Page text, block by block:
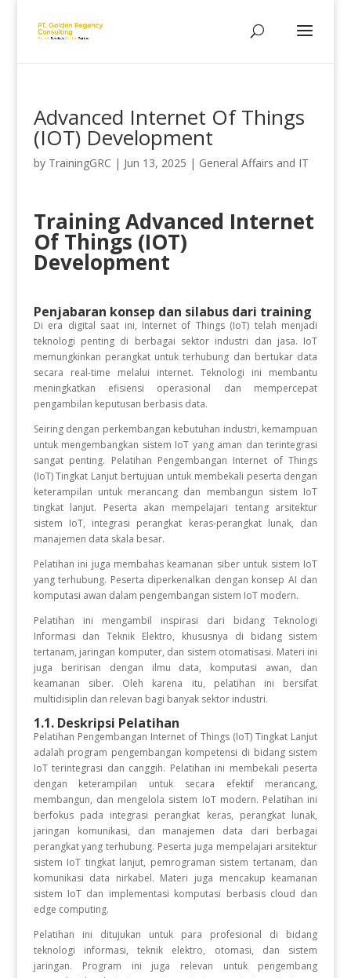
Advanced Internet Of Things
(IOT) Development
by TrainingGRC | Jun 13, 2025 | General Affairs and IT
Training Advanced Internet
Of Things (IOT)
Development
Penjabaran konsep dan silabus dari training
Di era digital saat ini, Internet of Things (IoT) telah menjadi
teknologi penting di berbagai sektor industri dan jasa. IoT
memungkinkan perangkat untuk terhubung dan bertukar data
secara real-time melalui internet. Teknologi ini membantu
meningkatkan efisiensi operasional dan mempercepat
pengambilan keputusan berbasis data.
Seiring dengan perkembangan kebutuhan industri, kemampuan
untuk mengembangkan sistem IoT yang aman dan terintegrasi
sangat penting. Pelatihan Pengembangan Internet of Things
(IoT) Tingkat Lanjut bertujuan untuk membekali peserta dengan
keterampilan untuk merancang dan membangun sistem IoT
tingkat lanjut. Peserta akan mempelajari tentang arsitektur
sistem IoT, integrasi perangkat keras-perangkat lunak, dan
manajemen data skala besar.
Pelatihan ini juga membahas keamanan siber untuk sistem IoT
yang terhubung. Peserta diperkenalkan dengan konsep AI dan
komputasi awan dalam pengembangan sistem IoT modern.
Pelatihan ini mengambil inspirasi dari bidang Teknologi
Informasi dan Teknik Elektro, khususnya di bidang sistem
tertanam, jaringan komputer, dan sistem otomatisasi. Materi ini
juga beririsan dengan ilmu data, komputasi awan, dan
keamanan siber. Oleh karena itu, pelatihan ini bersifat
multidisiplin dan relevan bagi banyak sektor industri.
1.1. Deskripsi Pelatihan
Pelatihan Pengembangan Internet of Things (IoT) Tingkat Lanjut
adalah program pengembangan kompetensi di bidang sistem
IoT terintegrasi dan canggih. Pelatihan ini membekali peserta
dengan keterampilan untuk secara efektif merancang,
membangun, dan mengelola sistem IoT modern. Pelatihan ini
berfokus pada integrasi perangkat keras, perangkat lunak,
jaringan komunikasi, dan manajemen data dari berbagai
perangkat yang terhubung. Peserta juga mempelajari arsitektur
sistem IoT tingkat lanjut, pemrograman sistem tertanam, dan
komunikasi data nirkabel. Materi juga mencakup keamanan
sistem IoT dan implementasi komputasi berbasis cloud dan
edge computing.
Pelatihan ini ditujukan untuk para profesional di bidang
teknologi informasi, teknik elektro, otomasi, dan sistem
jaringan. Program ini juga relevan untuk pengembang